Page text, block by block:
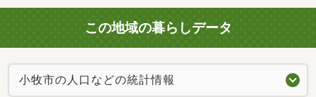
この地域の暮らしデータ
小牧市の人口などの統計情報